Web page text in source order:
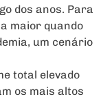
dos anos. Para
maior quando
um cenário
total elevado
os mais altos